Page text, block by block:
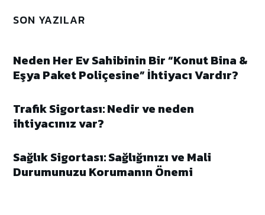
SON YAZILAR
Neden Her Ev Sahibinin Bir “Konut Bina &
Eşya Paket Poliçesine” İhtiyacı Vardır?
Trafik Sigortası: Nedir ve neden
ihtiyacınız var?
Sağlık Sigortası: Sağlığınızı ve Mali
Durumunuzu Korumanın Önemi